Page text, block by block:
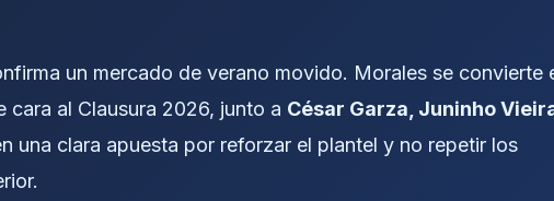
un mercado de verano movido. Morales se convierte
cara al Clausura 2026, junto a César Garza, Juninho
una clara apuesta por reforzar el plantel y no repetir los